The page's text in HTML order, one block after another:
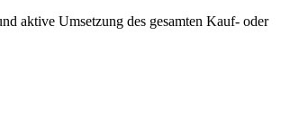
aktive Umsetzung des gesamten Kauf- oder